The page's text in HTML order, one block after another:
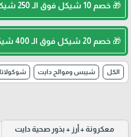
🎁 خصم 10 شيكل فوق الـ 250 شيكل ( كود : Diet10 )
🎁 خصم 20 شيكل فوق الـ 400 شيكل ( كود : Diet20 )
الكل شيبس وموالح دايت
معكرونة + أرز + بذور صحية دايت